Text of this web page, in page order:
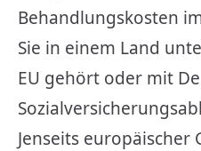
Behandlungskosten
Sie in einem Land
EU gehört oder mit
Jenseits europäischer